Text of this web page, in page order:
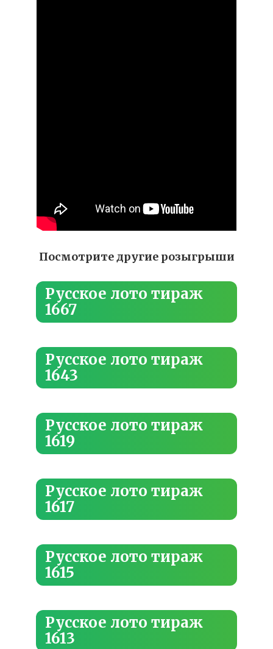
Посмотрите другие розыгрыши
Русское лото тираж
1667
Русское лото тираж
1643
Русское лото тираж
1619
Русское лото тираж
1617
Русское лото тираж
1615
Русское лото тираж
1613